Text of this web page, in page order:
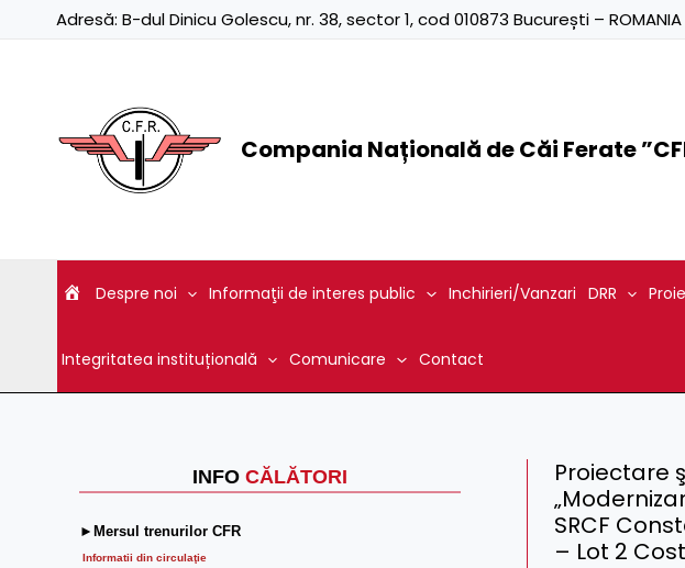
Adresă: B-dul Dinicu Golescu, nr. 38, sector 1, cod 010873 București – ROMANIA
Compania Națională de Căi Ferate
Despre noi Informaţii de interes public Inchirieri/Vanzari DRR
Integritatea instituțională Comunicare Contact
INFO CĂLĂTORI
►Mersul trenurilor CFR
Informatii din circulaţie
Proiectare
SRCF
– Lot 2